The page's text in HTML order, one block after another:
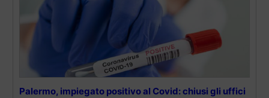
Palermo, impiegato positivo al Covid: chiusi gli uffici